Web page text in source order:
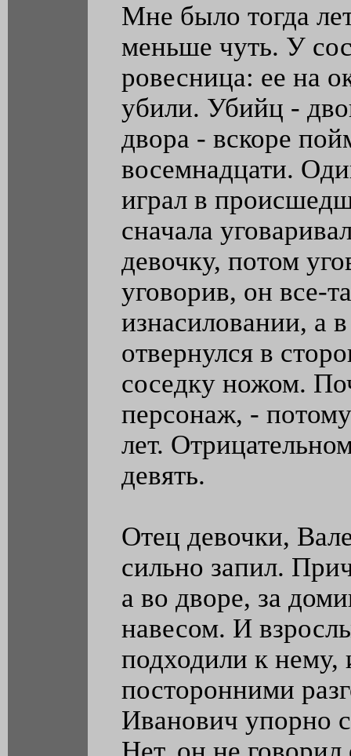
Мне было тогда
меньше чуть. У
ровесница: ее на
убили. Убийц -
двора - вскоре
восемнадцати.
играл в
сначала
девочку, потом
уговорив, он все-
изнасиловании, а
отвернулся в
соседку ножом.
персонаж, -
лет.
девять.
Отец девочки,
сильно запил.
а во дворе, за
навесом. И
подходили к нему,
посторонними
Иванович упорно